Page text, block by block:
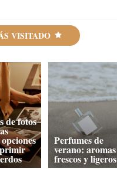
VISITADO
de fotos
Perfumes de
verano: aromas
frescos y ligeros